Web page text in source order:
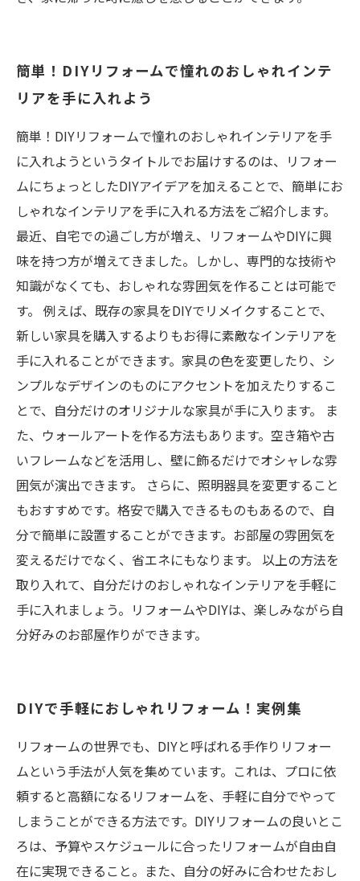
簡単！DIYリフォームで憧れのおしゃれインテ
リアを手に入れよう
簡単！DIYリフォームで憧れのおしゃれインテリアを手
に入れようというタイトルでお届けするのは、リフォー
ムにちょっとしたDIYアイデアを加えることで、簡単にお
しゃれなインテリアを手に入れる方法をご紹介します。
最近、自宅での過ごし方が増え、リフォームやDIYに興
味を持つ方が増えてきました。しかし、専門的な技術や
知識がなくても、おしゃれな雰囲気を作ることは可能で
す。 例えば、既存の家具をDIYでリメイクすることで、
新しい家具を購入するよりもお得に素敵なインテリアを
手に入れることができます。家具の色を変更したり、シ
ンプルなデザインのものにアクセントを加えたりするこ
とで、自分だけのオリジナルな家具が手に入ります。 ま
た、ウォールアートを作る方法もあります。空き箱や古
いフレームなどを活用し、壁に飾るだけでオシャレな雰
囲気が演出できます。 さらに、照明器具を変更すること
もおすすめです。格安で購入できるものもあるので、自
分で簡単に設置することができます。お部屋の雰囲気を
変えるだけでなく、省エネにもなります。 以上の方法を
取り入れて、自分だけのおしゃれなインテリアを手軽に
手に入れましょう。リフォームやDIYは、楽しみながら自
分好みのお部屋作りができます。
DIYで手軽におしゃれリフォーム！実例集
リフォームの世界でも、DIYと呼ばれる手作りリフォー
ムという手法が人気を集めています。これは、プロに依
頼すると高額になるリフォームを、手軽に自分でやって
しまうことができる方法です。DIYリフォームの良いとこ
ろは、予算やスケジュールに合ったリフォームが自由自
在に実現できること。また、自分の好みに合わせたおし